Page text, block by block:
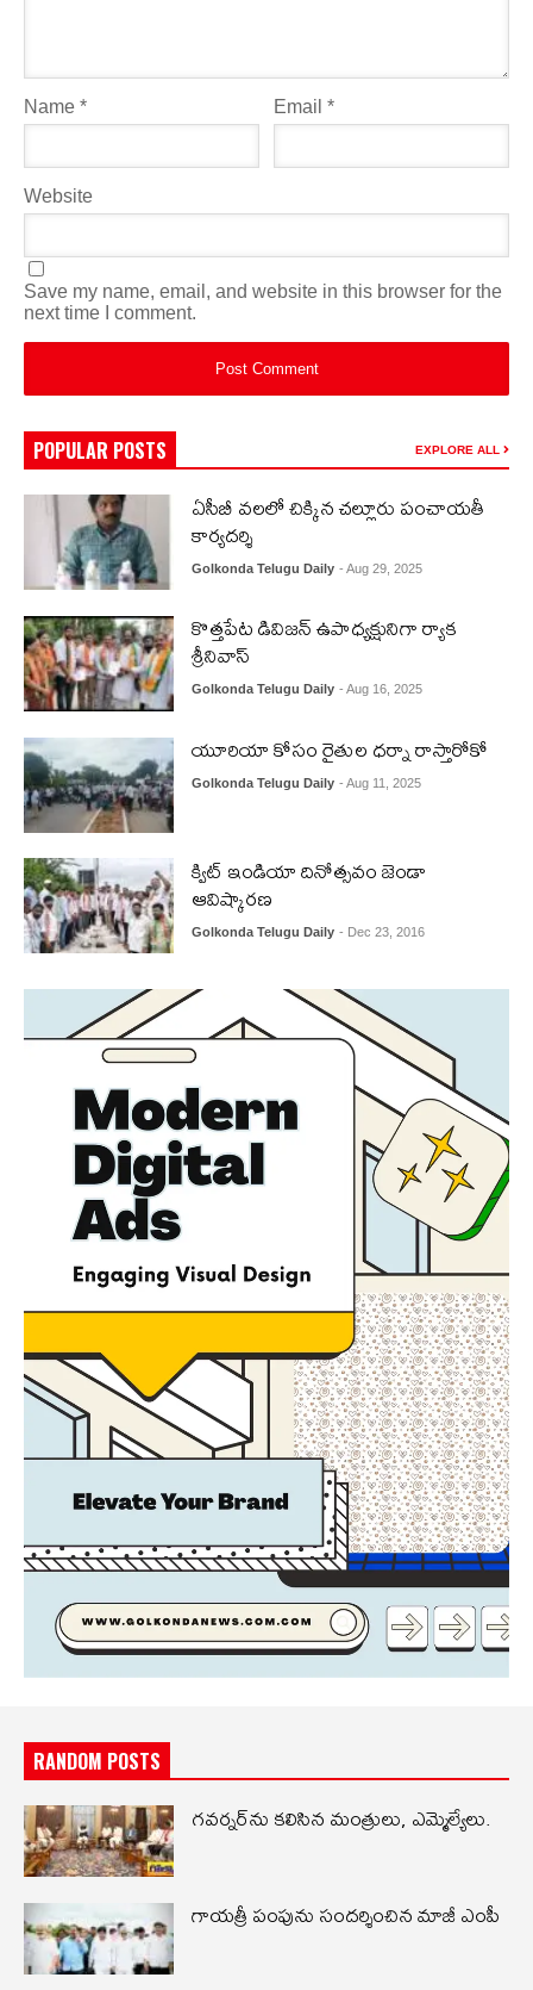
Name * Email*
Website
Save my name, email, and website in this browser for the
next time I comment.
POPULAR POSTS EXPLORE ALL
ఏసీబీ వలలో చిక్కిన చల్లూరు పంచాయతీ
కార్యదర్శి
Golkonda Telugu Daily - Aug 29, 2025
కొత్తపేట డివిజన్ ఉపాధ్యక్షునిగా ర్యాక
శ్రీనివాస్
Golkonda Telugu Daily - Aug 16, 2025
యూరియా కోసం రైతుల ధర్నా రాస్తారోకో
Golkonda Telugu Daily - Aug 11, 2025
క్విట్ ఇండియా దినోత్సవం జెండా
ఆవిష్కారణ
Golkonda Telugu Daily - Dec 23, 2016
RANDOM POSTS
గవర్నర్‌ను కలిసిన మంత్రులు, ఎమ్మెల్యేలు.
గాయత్రీ పంపును సందర్శించిన మాజీ ఎంపీ